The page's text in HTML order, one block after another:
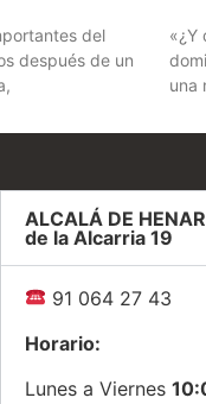
del
después de un
«¿Y
una
ALCALÁ DE
de la Alcarria 19
91 064 27 43
Horario:
Lunes a Viernes